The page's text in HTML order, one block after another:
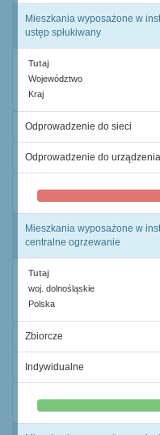
Mieszkania wyposażone w
ustęp spłukiwany
Tutaj
Województwo
Kraj
Odprowadzenie do sieci
Odprowadzenie do
Mieszkania wyposażone w
centralne ogrzewanie
Tutaj
woj. dolnośląskie
Polska
Zbiorcze
Indywidualne
0,0%